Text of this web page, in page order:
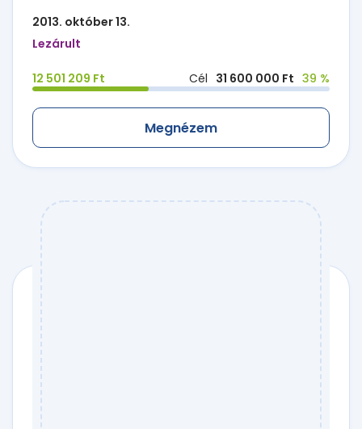
2013. október 13.
Lezárult
12 501 209 Ft Cél 31 600 000 Ft 39 %
Megnézem